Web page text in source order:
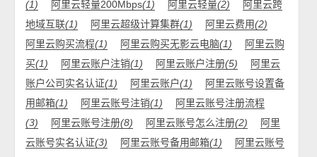
(1) 阿里云轻量200Mbps(1) 阿里云轻量(2)
阿里云跨
地域互联(1) 阿里云超级计算集群(1) 阿里云费用(2)
阿里云购买流程(1) 阿里云购买无影云电脑(1)
阿里云购
买(1) 阿里云账户注销(1) 阿里云账户注册(5)
阿里云
账户公司实名认证(1) 阿里云账户(1)
阿里云账号设置备
用邮箱(1) 阿里云账号注销(1)
阿里云账号注册流程
(3)
阿里云账号注册(8) 阿里云账号怎么注册(2)
阿里
云账号实名认证(3) 阿里云账号备用邮箱(1)
阿里云账号